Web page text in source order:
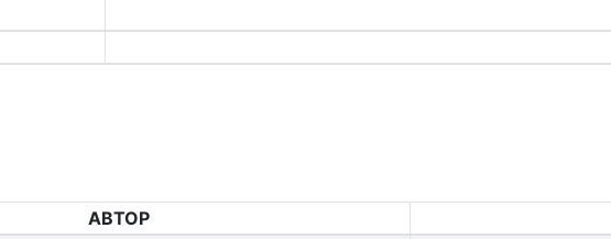
АВТОР